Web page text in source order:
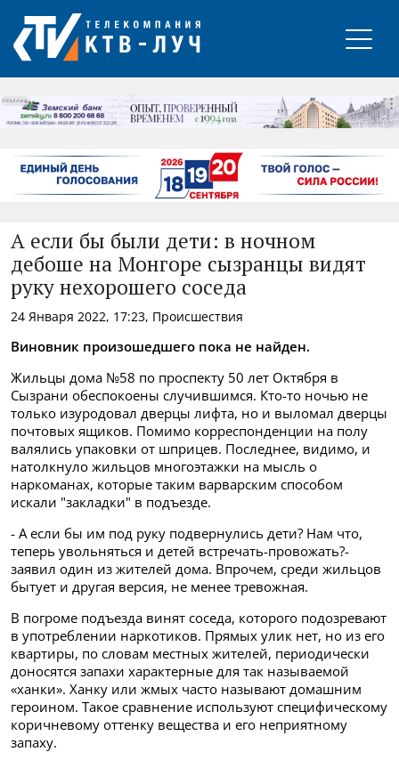
РЕКЛАМА
А если бы были дети: в ночном
дебоше на Монгоре сызранцы видят
руку нехорошего соседа
24 Января 2022, 17:23, Происшествия
Виновник произошедшего пока не найден.
Жильцы дома №58 по проспекту 50 лет Октября в
Сызрани обеспокоены случившимся. Кто-то ночью не
только изуродовал дверцы лифта, но и выломал дверцы
почтовых ящиков. Помимо корреспонденции на полу
валялись упаковки от шприцев. Последнее, видимо, и
натолкнуло жильцов многоэтажки на мысль о
наркоманах, которые таким варварским способом
искали "закладки" в подъезде.
- А если бы им под руку подвернулись дети? Нам что,
теперь увольняться и детей встречать-провожать?-
заявил один из жителей дома. Впрочем, среди жильцов
бытует и другая версия, не менее тревожная.
В погроме подъезда винят соседа, которого подозревают
в употреблении наркотиков. Прямых улик нет, но из его
квартиры, по словам местных жителей, периодически
доносятся запахи характерные для так называемой
«ханки». Ханку или жмых часто называют домашним
героином. Такое сравнение используют специфическому
коричневому оттенку вещества и его неприятному
запаху.